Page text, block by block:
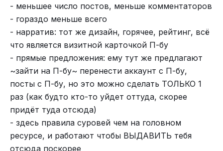
ровно до семидесяти, дальше с арифметикой
уже не ладится. Судя по лицам младенцев, они
всем довольны, кроме тех случаев, когда
омерзительно орут, — но тогда им в лицо никто
и не смотрит. Потом наступает детство: ты
только научился добиваться того, чего можно
добиться в детстве, стать самым сильным и
самым умным — и вдруг понимаешь, что
началось отрочество. Опять пробуждение, опять
мир не тот, опять ты маленький, тебя все
обижают. Только освоился в отрочестве — хлоп,
началась юность. Освоился в юности — началась
- меньшее число постов, меньше комментаторов
- гораздо меньше всего
- нарратив: тот же дизайн, горячее, рейтинг, всё
что является визитной карточкой П-бу
- прямые предложения: ему тут же предлагают
~зайти на П-бу~ перенести аккаунт с П-бу,
посты с П-бу, но это можно сделать ТОЛЬКО 1
раз (как будто кто-то уйдет оттуда, скорее
придёт туда отсюда)
- здесь правила суровей чем на головном
ресурсе, и работают чтобы ВЫДАВИТЬ тебя
отсюда поскорее